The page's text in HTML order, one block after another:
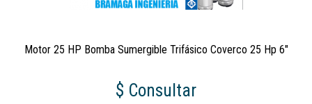
Motor 25 HP Bomba Sumergible Trifásico Coverco 25 Hp 6"
$ Consultar